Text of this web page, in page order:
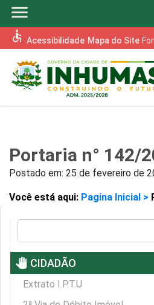
menu
accessible Acessibilidade Mapa do Site
Portaria n° 142/
Postado em: 25 de fevereiro de
Você está aqui: Pagina Inicial >
pan_tool CIDADÃO
Extrato I.P.T.U